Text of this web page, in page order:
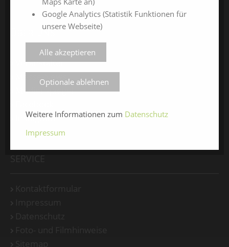
ÜBER UNS
Veranstalter
Messe-News
Medienspiegel
Instagram
SERVICE
Google Analytics (Statistik Funktionen für
unsere Webseite)
Alle akzeptieren
Optionale ablehnen
Weitere Informationen zum Datenschutz
Impressum